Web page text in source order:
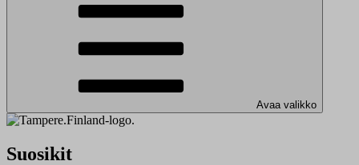
Avaa valikko
Suosikit